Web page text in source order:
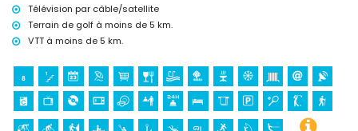
tennis, golf, randonnée, VTT, cyclisme, escalade, canoë, kayak, pêche,
plongée, snorkeling, surf, planche à voile et ski nautique (dans un
rayon de 5 kilomètres de la villa)
Télévision par câble/satellite
Terrain de golf à moins de 5 km.
VTT à moins de 5 km.